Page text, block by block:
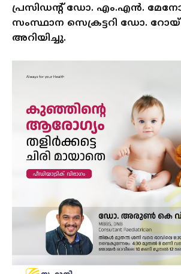
പ്രസിഡന്റ് ഡോ. എം.എൻ.
സംസ്ഥാന സെക്രട്ടറി ഡോ.
അറിയിച്ചു.